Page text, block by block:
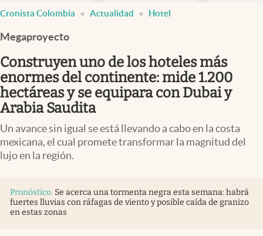
Colombia
Cronista Colombia Actualidad Hotel
Megaproyecto
Construyen uno de los hoteles más
enormes del continente: mide 1.200
hectáreas y se equipara con Dubai y
Arabia Saudita
Un avance sin igual se está llevando a cabo en la costa
mexicana, el cual promete transformar la magnitud del
lujo en la región.
Pronóstico. Se acerca una tormenta negra esta semana: habrá
fuertes lluvias con ráfagas de viento y posible caída de granizo
en estas zonas